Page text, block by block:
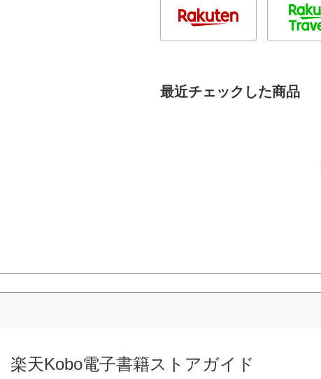
最近チェックした商品
楽天Kobo電子書籍ストアガイド